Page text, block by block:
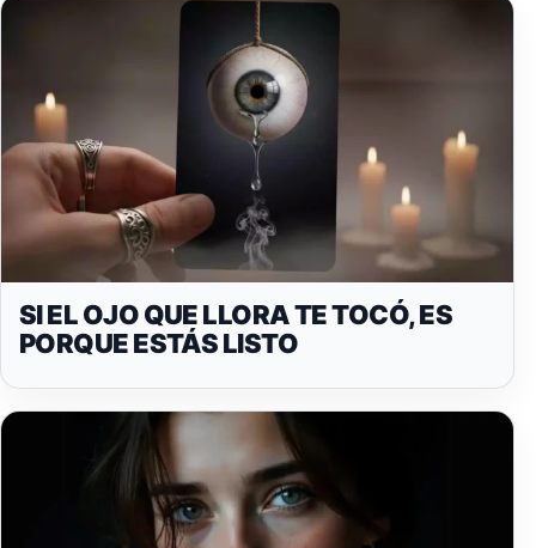
SI EL OJO QUE LLORA TE TOCÓ, ES
PORQUE ESTÁS LISTO